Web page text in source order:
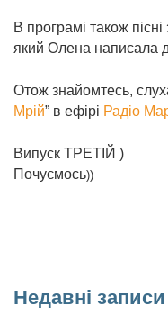
В програмі також
який Олена написала
Отож знайомтесь,
Мрій” в ефірі Радіо
Випуск ТРЕТІЙ )
Почуємось))
Недавні записи